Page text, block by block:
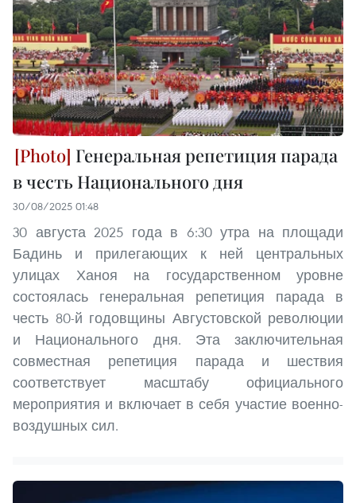
Генеральная репетиция парада
в честь Национального дня
30/08/2025 01:48
30 августа 2025 года в 6:30 утра на площади
Бадинь и прилегающих к ней центральных
улицах Ханоя на государственном уровне
состоялась генеральная репетиция парада в
честь 80-й годовщины Августовской революции
и Национального дня. Эта заключительная
совместная репетиция парада и шествия
соответствует масштабу официального
мероприятия и включает в себя участие военно-
воздушных сил.